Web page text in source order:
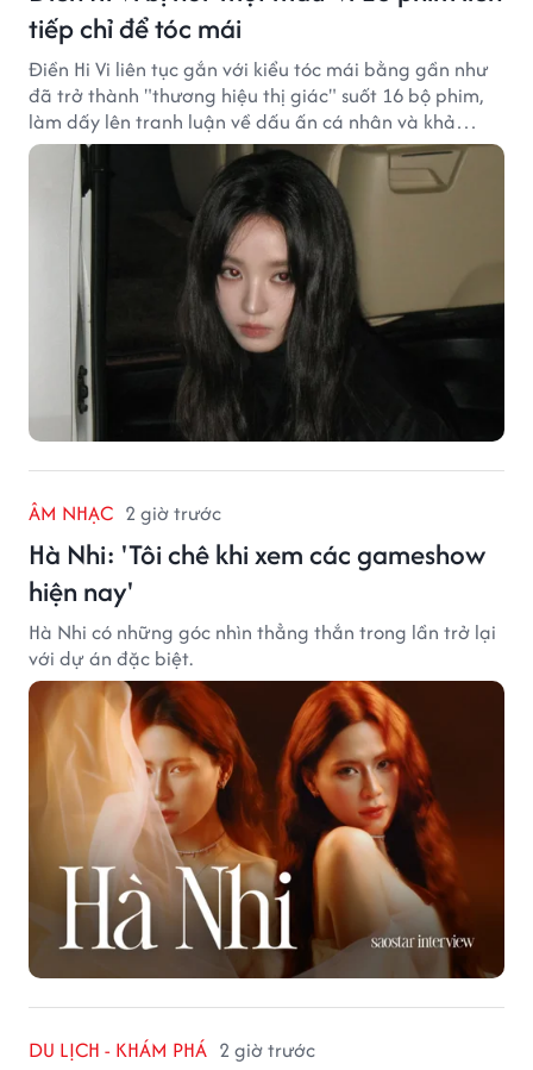
tiếp chỉ để tóc mái
Điền Hi Vi liên tục gắn với kiểu tóc mái bằng gần như
đã trở thành "thương hiệu thị giác" suốt 16 bộ phim,
làm dấy lên tranh luận về dấu ấn cá nhân và khả
năng biến hóa trên màn ảnh.
ÂM NHẠC 2 giờ trước
Hà Nhi: 'Tôi chê khi xem các gameshow
hiện nay'
Hà Nhi có những góc nhìn thẳng thắn trong lần trở lại
với dự án đặc biệt.
DU LỊCH - KHÁM PHÁ 2 giờ trước